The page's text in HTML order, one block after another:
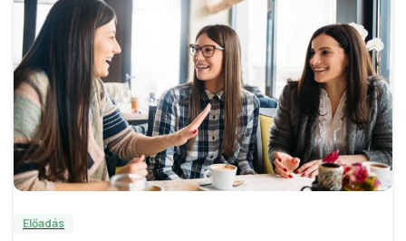
4
Előadás